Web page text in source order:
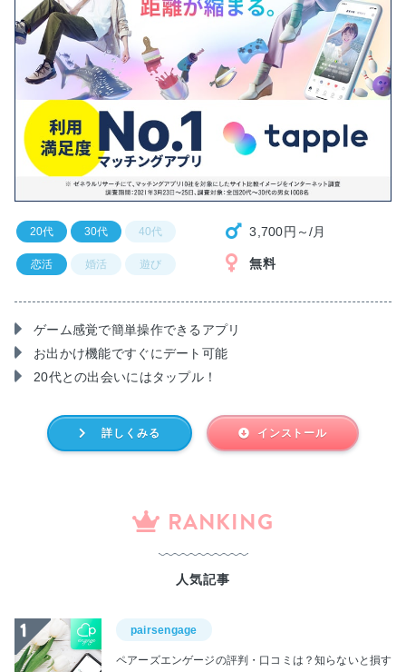
ゲーム感覚で簡単操作できるアプリ
お出かけ機能ですぐにデート可能
20代との出会いにはタップル！
20代 30代 40代
恋活 婚活 遊び
3,700円～/月
無料
詳しくみる インストール
RANKING
人気記事
pairsengage
ペアーズエンゲージの評判・口コミは？知らないと損す